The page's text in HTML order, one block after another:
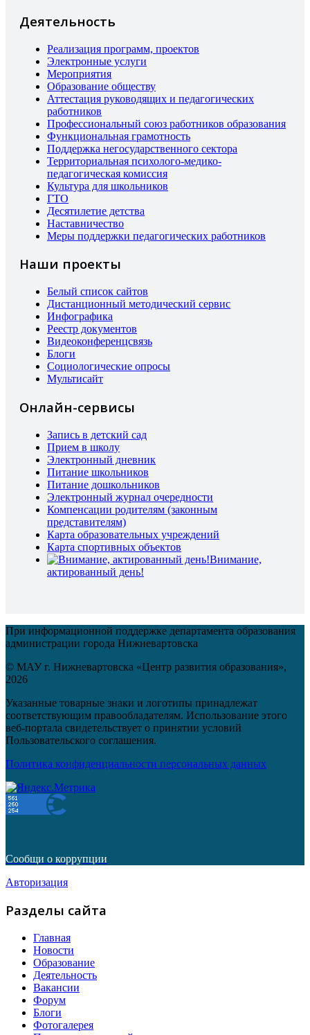
Деятельность
Реализация программ, проектов
Электронные услуги
Мероприятия
Образование обществу
Аттестация руководящих и педагогических
работников
Профессиональный союз работников образования
Функциональная грамотность
Поддержка негосударственного сектора
Территориальная психолого-медико-
педагогическая комиссия
Культура для школьников
ГТО
Десятилетие детства
Наставничество
Меры поддержки педагогических работников
Наши проекты
Белый список сайтов
Дистанционный методический сервис
Инфографика
Реестр документов
Видеоконференцсвязь
Блоги
Социологические опросы
Мультисайт
Онлайн-сервисы
Запись в детский сад
Прием в школу
Электронный дневник
Питание школьников
Питание дошкольников
Электронный журнал очередности
Компенсации родителям (законным
представителям)
Карта образовательных учреждений
Карта спортивных объектов
Внимание,
актированный день!
При информационной поддержке департамента образования
администрации города Нижневартовска
© МАУ г. Нижневартовска «Центр развития образования»,
2026
Указанные товарные знаки и логотипы принадлежат
соответствующим правообладателям. Использование этого
веб-портала свидетельствует о принятии условий
Пользовательского соглашения.
Политика конфиденциальности персональных данных
Сообщи о коррупции
Авторизация
Разделы сайта
Главная
Новости
Образование
Деятельность
Вакансии
Форум
Блоги
Фотогалерея